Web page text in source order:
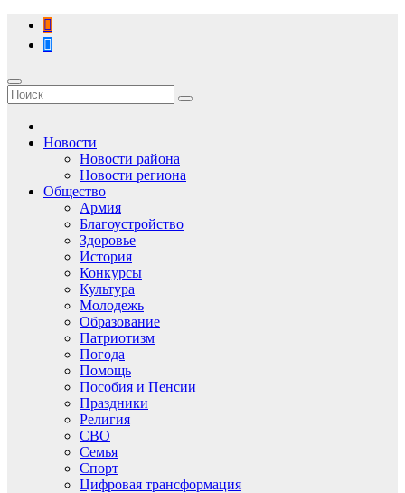
Перейти
содержимому
Новости
Новости района
Новости региона
Общество
Армия
Благоустройство
Здоровье
История
Конкурсы
Культура
Молодежь
Образование
Патриотизм
Погода
Помощь
Пособия и Пенсии
Праздники
Религия
СВО
Семья
Спорт
Цифровая трансформация